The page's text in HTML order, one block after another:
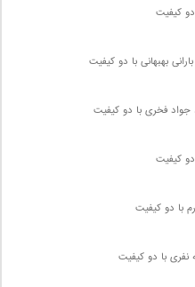
کیفیت
بهبهانی با دو کیفیت
جواد فخری با دو کیفیت
کیفیت
با دو کیفیت
با دو کیفیت